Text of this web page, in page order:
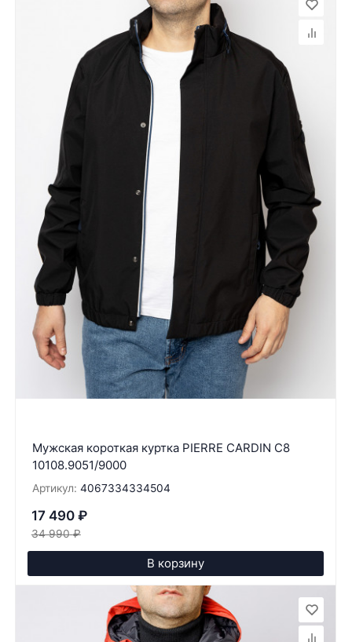
Мужская короткая куртка PIERRE CARDIN C8
10108.9051/9000
Артикул: 4067334334504
17 490 ₽
34 990 ₽
В корзину